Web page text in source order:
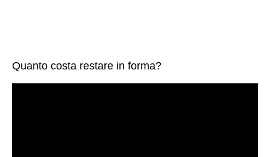
Quanto costa restare in forma?